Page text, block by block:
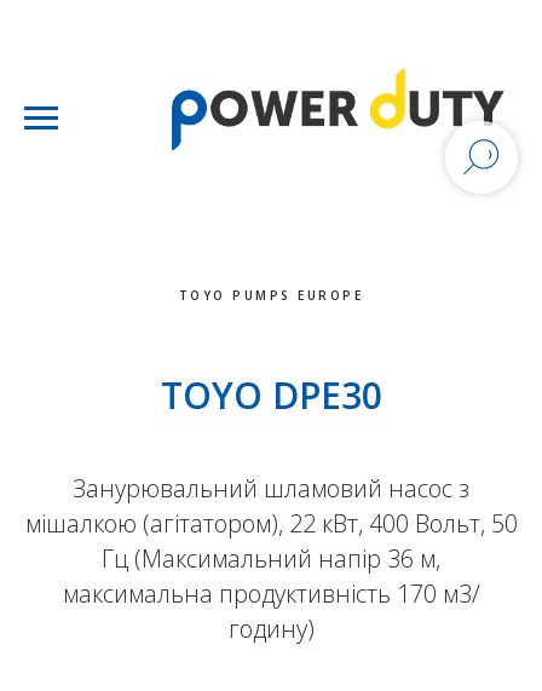
TOYO PUMPS EUROPE
TOYO DPE30
Занурювальний шламовий насос з
мішалкою (агітатором), 22 кВт, 400 Вольт, 50
Гц (Максимальний напір 36 м,
максимальна продуктивність 170 м3/
годину)